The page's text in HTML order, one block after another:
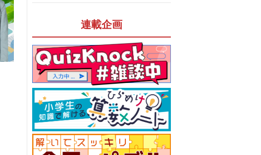
連載企画